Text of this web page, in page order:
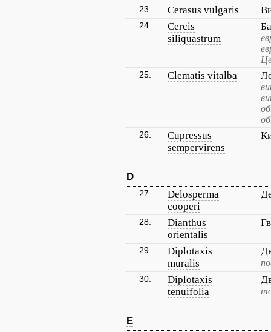
23. Cerasus vulgaris
24.
Cercis
siliquastrum
25. Clematis vitalba
26.
Cupressus
sempervirens
D
27.
Delosperma
cooperi
28.
Dianthus
orientalis
29.
Diplotaxis
muralis
30.
Diplotaxis
tenuifolia
E